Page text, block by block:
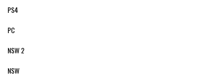
PS4
PC
NSW 2
NSW